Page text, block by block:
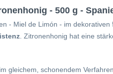
- 500 g -
- Miel de Limón - im dekorativen
. Zitronenhonig hat eine
gleichem, schonendem Verfahren